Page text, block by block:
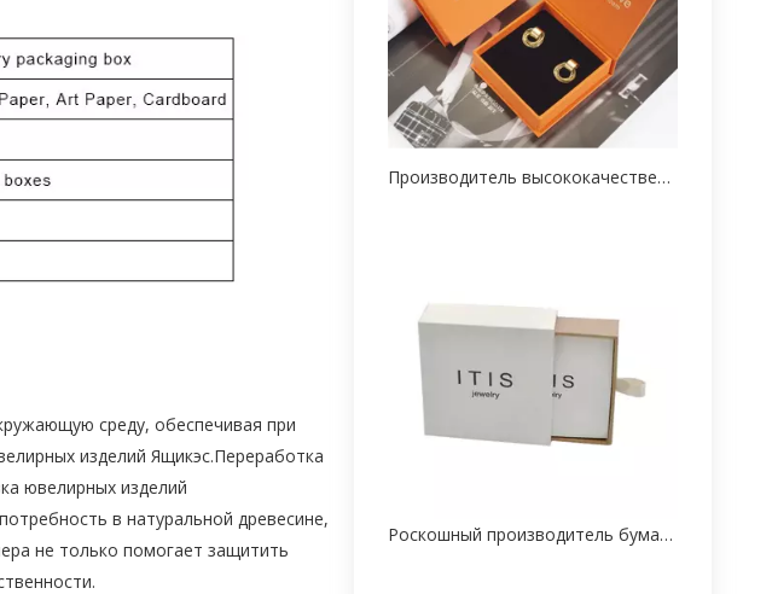
среду, обеспечивая при
изделий Ящикэс.Переработка
ювелирных изделий
в натуральной древесине,
не только помогает защитить
Производитель высококачественной бумажной упаковочной коробки для ожерелья на заказ
Роскошный производитель бумажной коробки для упаковки сережек на заказ из Китая